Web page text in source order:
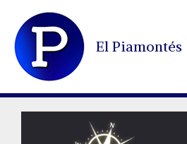
contenido
El Piamontés